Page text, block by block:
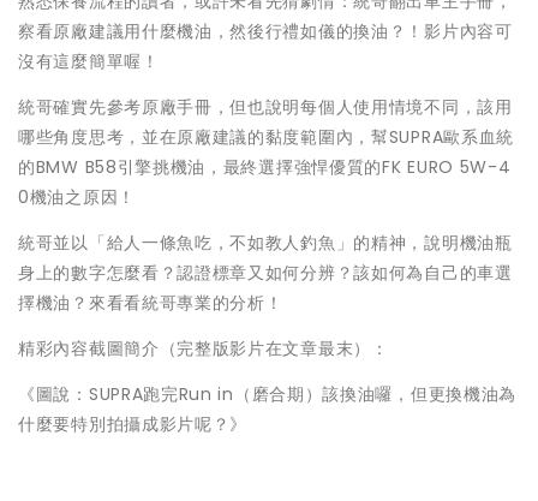
察看原廠建議用什麼機油，然後行禮如儀的換油？！影片內容可
沒有這麼簡單喔！
統哥確實先參考原廠手冊，但也說明每個人使用情境不同，該用
哪些角度思考，並在原廠建議的黏度範圍內，幫SUPRA歐系血統
的BMW B58引擎挑機油，最終選擇強悍優質的FK EURO 5W-4
0機油之原因！
統哥並以「給人一條魚吃，不如教人釣魚」的精神，說明機油瓶
身上的數字怎麼看？認證標章又如何分辨？該如何為自己的車選
擇機油？來看看統哥專業的分析！
精彩內容截圖簡介（完整版影片在文章最末）：
《圖說：SUPRA跑完Run in（磨合期）該換油囉，但更換機油為
什麼要特別拍攝成影片呢？》